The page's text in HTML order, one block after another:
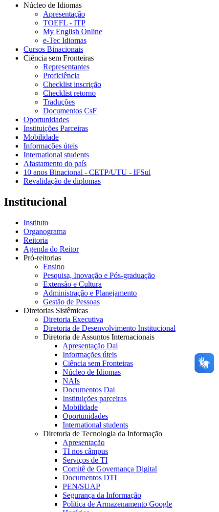
Núcleo de Idiomas
Apresentação
TOEFL - ITP
My English Online
e-Tec Idiomas
Cursos Binacionais
Ciência sem Fronteiras
Representantes
Proficiência
Checklist inscrição
Checklist retorno
Traduções
Documentos CsF
Oportunidades
Instituições Parceiras
Mobilidade
Informações úteis
International students
Afastamento do país
10 anos Binacional - CETP/UTU - IFSul
Revalidação de diplomas
Institucional
Instituto
Organograma
Reitoria
Agenda do Reitor
Pró-reitorias
Ensino
Pesquisa, Inovação e Pós-graduação
Extensão e Cultura
Administração e Planejamento
Gestão de Pessoas
Diretorias Sistêmicas
Diretoria Executiva
Diretoria de Desenvolvimento Institucional
Diretoria de Assuntos Internacionais
Apresentação Dai
Informações úteis
Ciência sem Fronteiras
Núcleo de Idiomas
NAIs
Documentos Dai
Instituições parceiras
Mobilidade
Oportunidades
International students
Diretoria de Tecnologia da Informação
Apresentação
TI nos câmpus
Serviços de TI
Comitê de Governança Digital
Documentos DTI
PEN/SUAP
Segurança da Informação
Política de Armazenamento Google